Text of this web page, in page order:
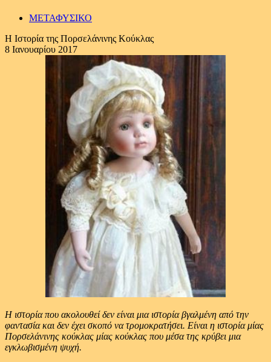
ΜΕΤΑΦΥΣΙΚΟ
Η Ιστορία της Πορσελάνινης Κούκλας
8 Ιανουαρίου 2017
Η ιστορία που ακολουθεί δεν είναι μια ιστορία βγαλμένη από την
φαντασία και δεν έχει σκοπό να τρομοκρατήσει. Είναι η ιστορία μίας
Πορσελάνινης κούκλας μίας κούκλας που μέσα της κρύβει μια
εγκλωβισμένη ψυχή.